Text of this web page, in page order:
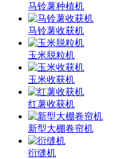
马铃薯种植机
马铃薯收获机
玉米脱粒机
玉米收获机
红薯收获机
新型大棚卷帘机
衍缝机